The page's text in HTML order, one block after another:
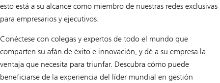
esto está a su alcance como miembro de nuestras redes exclusivas
para empresarios y ejecutivos.
Conéctese con colegas y expertos de todo el mundo que
comparten su afán de éxito e innovación, y dé a su empresa la
ventaja que necesita para triunfar. Descubra cómo puede
beneficiarse de la experiencia del líder mundial en gestión